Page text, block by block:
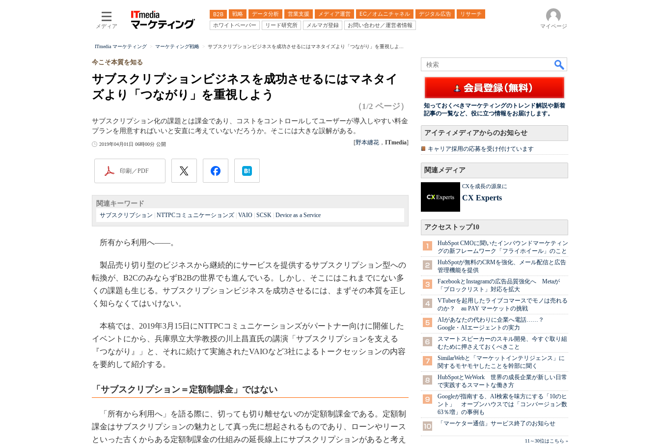
メディア
B2B 戦略 データ分析 営業支援 メディア運営 EC／オムニチャネル デジタル広告
リサーチ
ホワイトペーパー
リード研究所 メルマガ登録 お問い合わせ／運営者情報 マイページ
ITmedia マーケティング マーケティング戦略 サブスクリプションビジネスを成功させるにはマネタイズより「つながり」を重視しよ...
サブスクリプションビジネスを成功させるにはマネタイ
ズより「つながり」を重視しよう
今こそ本質を知る
（1/2 ページ）
サブスクリプション化の課題とは課金であり、コストをコントロールしてユーザーが導入しやすい料金
プランを用意すればいいと安直に考えていないだろうか。そこには大きな誤解がある。
2019年04月01日 06時00分 公開 [野本纏花 ， ITmedia]
印刷／PDF
関連キーワード
サブスクリプション NTTPCコミュニケーションズ VAIO SCSK Device as a Service
所有から利用へ――。
製品売り切り型のビジネスから継続的にサービスを提供するサブスクリプション型への
転換が、B2CのみならずB2Bの世界でも進んでいる。しかし、そこにはこれまでにない多
くの課題も生じる。サブスクリプションビジネスを成功させるには、まずその本質を正し
く知らなくてはいけない。
本稿では、2019年3月15日にNTTPCコミュニケーションズがパートナー向けに開催した
イベントにから、兵庫県立大学教授の川上昌直氏の講演「サブスクリプションを支える
『つながり』」と、それに続けて実施されたVAIOなど3社によるトークセッションの内容
を要約して紹介する。
「サブスクリプション＝定額制課金」ではない
「所有から利用へ」を語る際に、切っても切り離せないのが定額制課金である。定額制
課金はサブスクリプションの魅力として真っ先に想起されるものであり、ローンやリース
といった古くからある定額制課金の仕組みの延長線上にサブスクリプションがあると考え
知っておくべきマーケティングのトレンド解説や新着
記事の一覧など、役に立つ情報をお届けします。
アイティメディアからのお知らせ
キャリア採用の応募を受け付けています
関連メディア
CXを成長の源泉に
CX Experts
アクセストップ10
HubSpot CMOに聞いたインバウンドマーケティン
グの新フレームワーク「フライホイール」のこと
HubSpotが無料のCRMを強化、メール配信と広告
管理機能を提供
FacebookとInstagramの広告品質強化へ Metaが
「ブロックリスト」対応を拡大
VTuberを起用したライブコマースでモノは売れる
のか？ au PAY マーケットの挑戦
AIがあなたの代わりに企業へ電話……？
Google・AIエージェントの実力
スマートスピーカーのスキル開発、今すぐ取り組
むために押さえておくべきこと
SimilarWebと「マーケットインテリジェンス」に
関するモヤモヤしたことを幹部に聞く
HubSpotとWeWork 世界の成長企業が新しい日常
で実践するスマートな働き方
Googleが指南する、AI検索を味方にする「10のヒ
ント」 オープンハウスでは「コンバージョン数
63％増」の事例も
「マーケター通信」サービス終了のお知らせ
11～30位はこちら »